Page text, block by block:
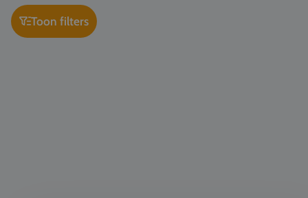
Klantportaal
Toon filters